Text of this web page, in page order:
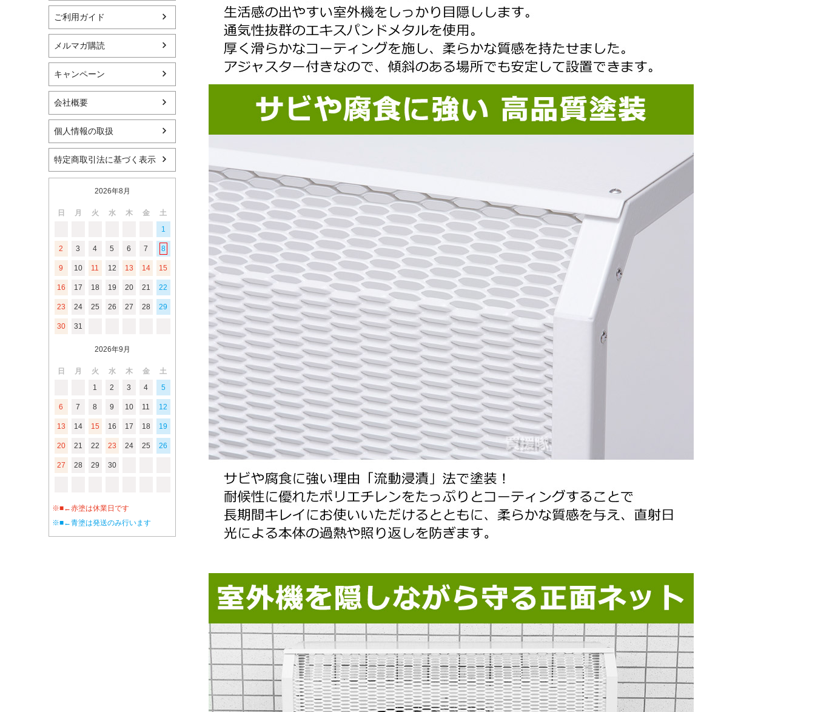
ご利用ガイド
メルマガ購読
キャンペーン
会社概要
個人情報の取扱
特定商取引法に基づく表示
2026年8月
日 月 火 水 木 金
土
1
2 3 4 5 6 7 8
9 10 11 12 13 14 15
16 17 18 19 20 21 22
23 24 25 26 27 28 29
30 31
2026年9月
日 月 火 水 木 金
土
1
2 3 4 5
6 7 8 9 10 11 12
13 14 15 16 17 18 19
20 21 22 23 24 25 26
27 28 29 30
※■←赤塗は休業日です
※■←青塗は発送のみ行います